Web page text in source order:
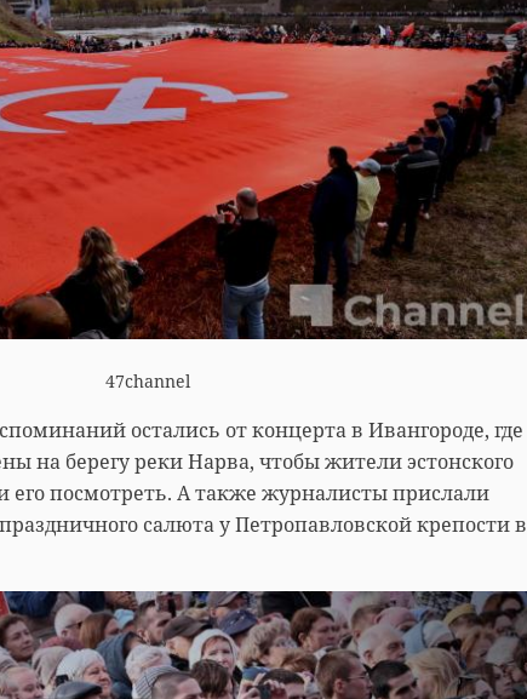
47channel
остались от концерта в Ивангороде, где
на берегу реки Нарва, чтобы жители эстонского
его посмотреть. А также журналисты прислали
салюта у Петропавловской крепости в